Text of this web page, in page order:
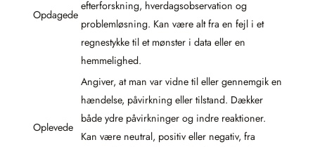
Opdagede
efterforskning, hverdagsobservation og
problemløsning. Kan være alt fra en fejl i et
regnestykke til et mønster i data eller en
hemmelighed.
Oplevede
Angiver, at man var vidne til eller gennemgik en
hændelse, påvirkning eller tilstand. Dækker
både ydre påvirkninger og indre reaktioner.
Kan være neutral, positiv eller negativ, fra